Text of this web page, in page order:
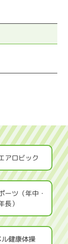
アロビック
ーツ（年中・
長）
健康体操